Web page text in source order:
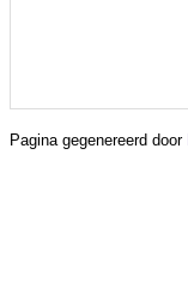
Pagina gegenereerd door